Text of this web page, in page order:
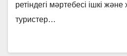
ретіндегі мәртебесі ішкі
туристер…